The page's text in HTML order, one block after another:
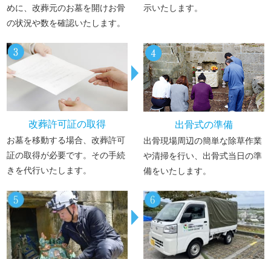
めに、改葬元のお墓を開けお骨
の状況や数を確認いたします。
示いたします。
改葬許可証の取得
お墓を移動する場合、改葬許可
証の取得が必要です。その手続
きを代行いたします。
出骨式の準備
出骨現場周辺の簡単な除草作業
や清掃を行い、出骨式当日の準
備をいたします。